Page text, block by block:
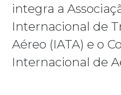
integra a
Internacional de
Aéreo (IATA) e o
Internacional de